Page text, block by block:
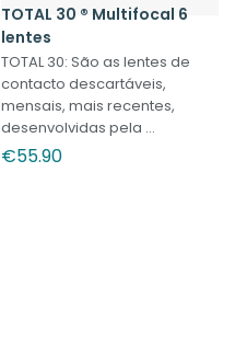
TOTAL 30 ® Multifocal 6
lentes
TOTAL 30: São as lentes de
contacto descartáveis,
mensais, mais recentes,
desenvolvidas pela ...
€55.90